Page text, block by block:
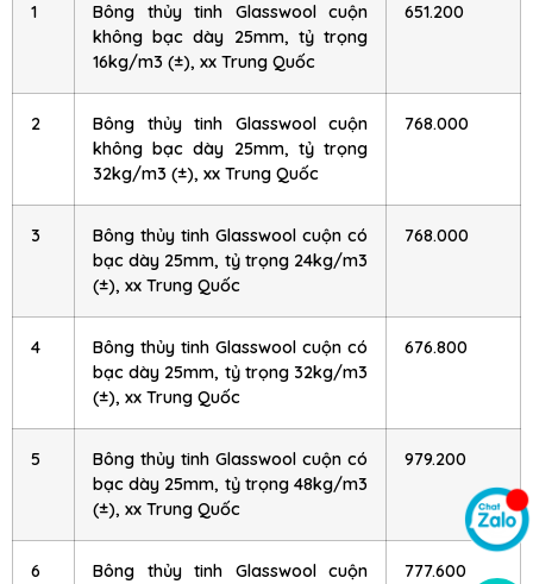
1
Bông thủy tinh Glasswool cuộn
không bạc dày 25mm, tỷ trọng
16kg/m3 (±), xx Trung Quốc
651.200
2
Bông thủy tinh Glasswool cuộn
không bạc dày 25mm, tỷ trọng
32kg/m3 (±), xx Trung Quốc
768.000
3
Bông thủy tinh Glasswool cuộn có
bạc dày 25mm, tỷ trọng 24kg/m3
(±), xx Trung Quốc
768.000
4
Bông thủy tinh Glasswool cuộn có
bạc dày 25mm, tỷ trọng 32kg/m3
(±), xx Trung Quốc
676.800
5
Bông thủy tinh Glasswool cuộn có
bạc dày 25mm, tỷ trọng 48kg/m3
(±), xx Trung Quốc
979.200
6
Bông thủy tinh Glasswool cuộn
777.600